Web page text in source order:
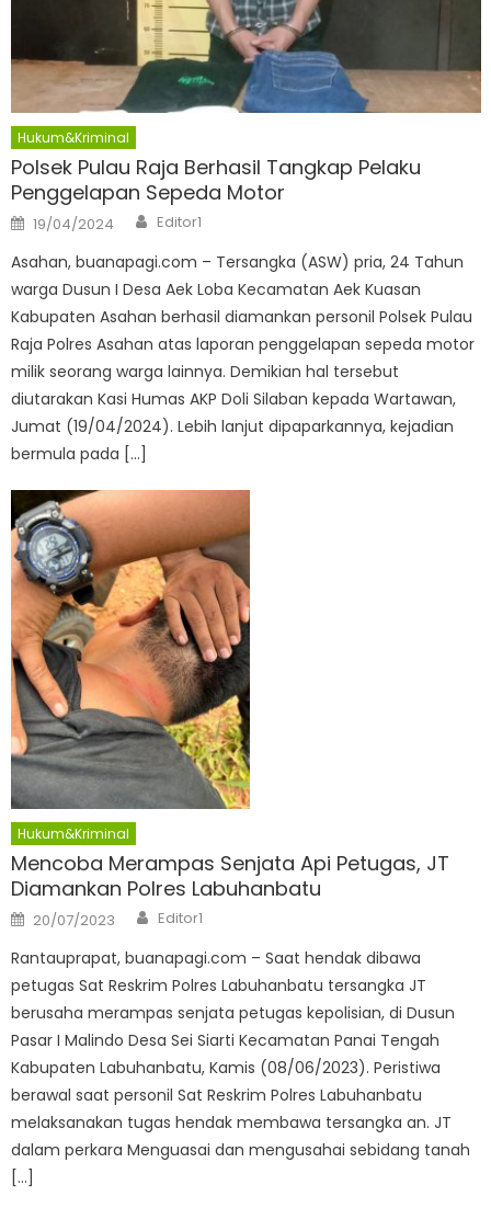
Hukum&Kriminal
Polsek Pulau Raja Berhasil Tangkap Pelaku
Penggelapan Sepeda Motor
Posted
on
19/04/2024 Author
Editor1
Asahan, buanapagi.com – Tersangka (ASW) pria, 24 Tahun
warga Dusun I Desa Aek Loba Kecamatan Aek Kuasan
Kabupaten Asahan berhasil diamankan personil Polsek Pulau
Raja Polres Asahan atas laporan penggelapan sepeda motor
milik seorang warga lainnya. Demikian hal tersebut
diutarakan Kasi Humas AKP Doli Silaban kepada Wartawan,
Jumat (19/04/2024). Lebih lanjut dipaparkannya, kejadian
bermula pada […]
Hukum&Kriminal
Mencoba Merampas Senjata Api Petugas, JT
Diamankan Polres Labuhanbatu
Posted
on
20/07/2023 Author
Editor1
Rantauprapat, buanapagi.com – Saat hendak dibawa
petugas Sat Reskrim Polres Labuhanbatu tersangka JT
berusaha merampas senjata petugas kepolisian, di Dusun
Pasar I Malindo Desa Sei Siarti Kecamatan Panai Tengah
Kabupaten Labuhanbatu, Kamis (08/06/2023). Peristiwa
berawal saat personil Sat Reskrim Polres Labuhanbatu
melaksanakan tugas hendak membawa tersangka an. JT
dalam perkara Menguasai dan mengusahai sebidang tanah
[…]